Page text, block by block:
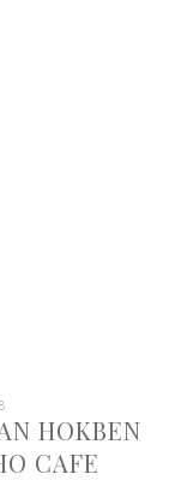
HOKBEN
CAFE